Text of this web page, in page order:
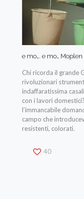
e mo…. e mo… Moplen
Chi ricorda il grande
rivoluzionari
indaffaratissima
con i lavori
l’immancabile
campo che
resistenti, colorati.
40